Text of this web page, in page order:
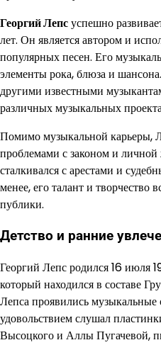
Георгий Лепсуспешно
лет. Он является автором и
популярных песен. Его
элементы рока, блюза и
другими известными
различных музыкальных
Помимо музыкальной карьеры,
проблемами с законом и
сталкивался с арестами и
менее, его талант и творчество
публики.
Детство и ранние
Георгий Лепс родился 16 июля
который находился в составе
Лепса проявились
удовольствием слушал
Высоцкого и Аллы Пугачевой,